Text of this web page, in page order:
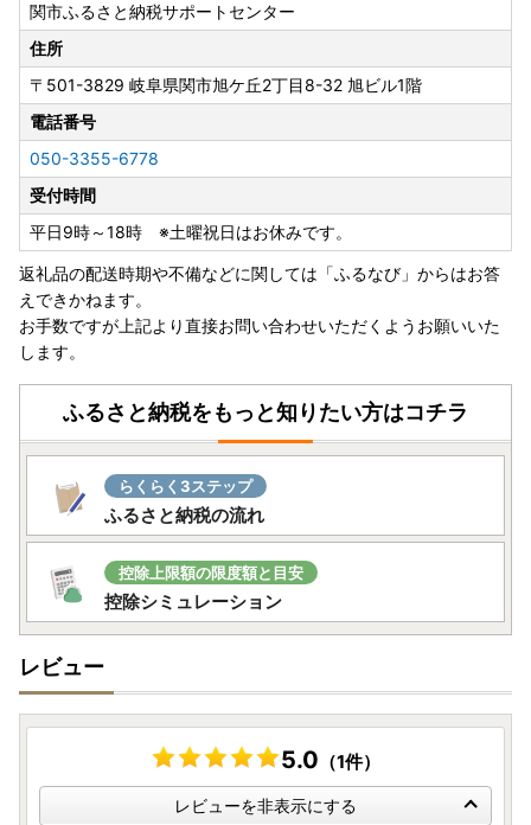
関市ふるさと納税サポートセンター
住所
〒501-3829 岐阜県関市旭ケ丘2丁目8-32 旭ビル1階
電話番号
050-3355-6778
受付時間
平日9時～18時 ※土曜祝日はお休みです。
返礼品の配送時期や不備などに関しては「ふるなび」からはお答
えできかねます。
お手数ですが上記より直接お問い合わせいただくようお願いいた
します。
ふるさと納税をもっと知りたい方はコチラ
らくらく3ステップ
ふるさと納税の流れ
控除上限額の限度額と目安
控除シミュレーション
レビュー
5.0 （1件）
レビューを非表示にする